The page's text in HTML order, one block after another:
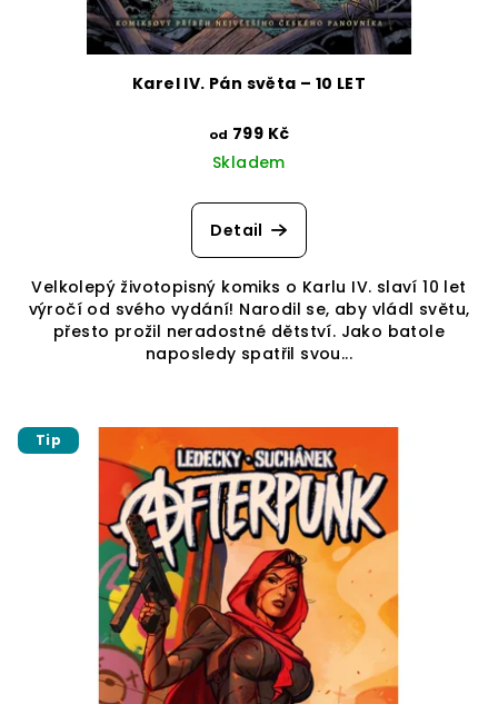
Karel IV. Pán světa – 10 LET
od 799 Kč
Skladem
Detail
Velkolepý životopisný komiks o Karlu IV. slaví 10 let
výročí od svého vydání! Narodil se, aby vládl světu,
přesto prožil neradostné dětství. Jako batole
naposledy spatřil svou...
Tip